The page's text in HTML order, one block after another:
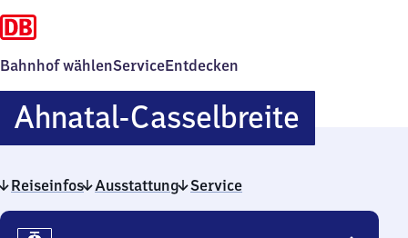
Bahnhof wählenServiceEntdecken
Ahnatal-Casselbreite
Reiseinfos Ausstattung Service
Reiseinfos